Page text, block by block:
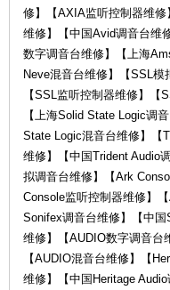
修】【AXIA监听控制器维
维修】【中国Avid调音台维
数字调音台维修】【上海
Neve混音台维修】【SSL
【SSL监听控制器维修】
【上海Solid State Logic调
State Logic混音台维修】【
维修】【中国Trident Audio
拟调音台维修】【Ark
Console监听控制器维修】
Sonifex调音台维修】【中
维修】【AUDIO数字调音台
【AUDIO混音台维修】【
维修】【中国Heritage